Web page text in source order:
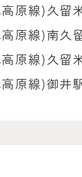
原線)久留
原線)南久
原線)久留
原線)御井